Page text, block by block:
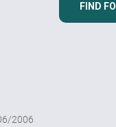
FIND
2006